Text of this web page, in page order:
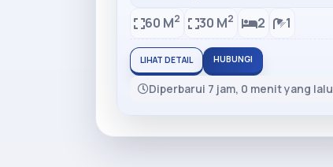
60 M2 30 M2 2 1
LIHAT DETAIL HUBUNGI
Diperbarui 7 jam, 0 menit yang lalu